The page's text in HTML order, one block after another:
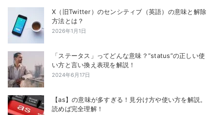
X（旧Twitter）のセンシティブ（英語）の意味と解除
方法とは？
2026年1月1日
「ステータス」ってどんな意味？”status”の正しい使
い方と言い換え表現を解説！
2024年6月17日
【as】の意味が多すぎる！見分け方や使い方を解説。
読めば完全理解！